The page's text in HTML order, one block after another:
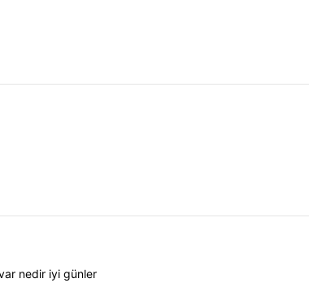
nedir iyi günler